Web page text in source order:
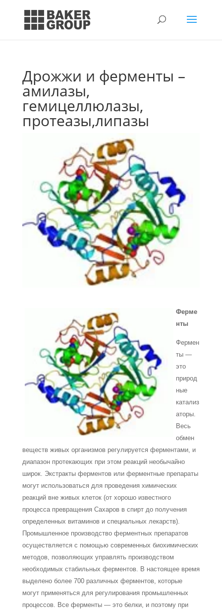
Дрожжи и ферменты –
амилазы,
гемицеллюлазы,
протеазы,липазы
Ферме
нты
Фермен
ты —
это
природ
ные
катализ
аторы.
Весь
обмен
веществ живых организмов регулируется ферментами, и
диапазон протекающих при этом реакций необычайно
широк. Экстракты ферментов или ферментные препараты
могут использоваться для проведения химических
реакций вне живых клеток (от хорошо известного
процесса превращения Сахаров в спирт до получения
определенных витаминов и специаль­ных лекарств).
Промышленное производство ферментных препаратов
осуществля­ется с помощью современных биохимических
методов, позволяющих управлять про­изводством
необходимых стабильных ферментов. В настоящее время
выделено более 700 различных ферментов, которые
могут применяться для регулирования промыш­ленных
процессов. Все ферменты — это белки, и поэтому при